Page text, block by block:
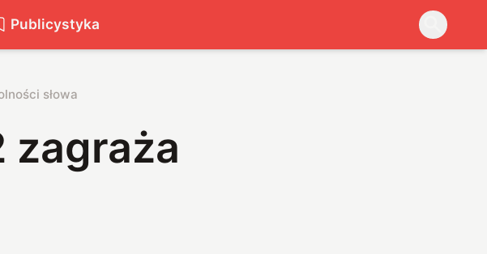
Publicystyka
słowa
zagraża